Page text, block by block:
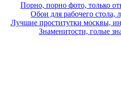
Порно, порно фото, только
Обои для рабочего стола,
Лучшие проститутки москвы,
Знаменитости, голые